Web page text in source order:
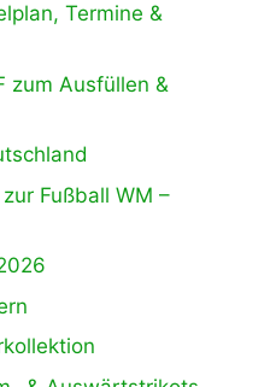
Termine &
zum Ausfüllen &
Fußball WM –